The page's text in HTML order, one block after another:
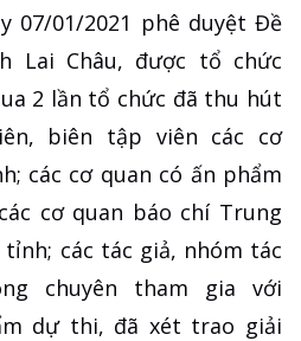
07/01/2021 phê duyệt Đề
Lai Châu, được tổ chức
2 lần tổ chức đã thu hút
biên tập viên các cơ
các cơ quan có ấn phẩm
cơ quan báo chí Trung
các tác giả, nhóm tác
chuyên tham gia với
dự thi, đã xét trao giải